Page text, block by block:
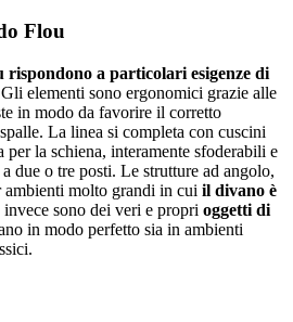
Flou
a particolari esigenze di
Gli elementi sono ergonomici grazie alle
in modo da favorire il corretto
La linea si completa con cuscini
per la schiena, interamente sfoderabili e
due o tre posti. Le strutture ad angolo,
ambienti molto grandi in cui il divano è
sono dei veri e propri oggetti di
in modo perfetto sia in ambienti